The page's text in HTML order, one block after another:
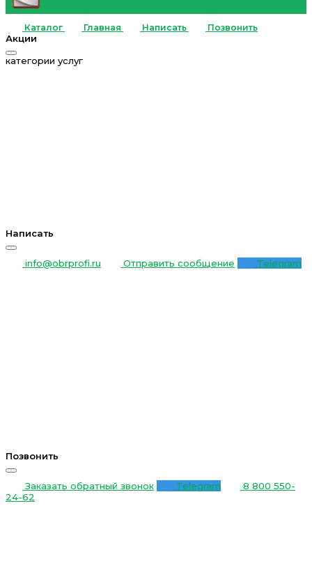
Каталог Главная Написать Позвонить
Акции
категории услуг
Написать
info@obrprofi.ru Отправить сообщение Telegram
Позвонить
Заказать обратный звонок Telegram
8 800 550-
24-62